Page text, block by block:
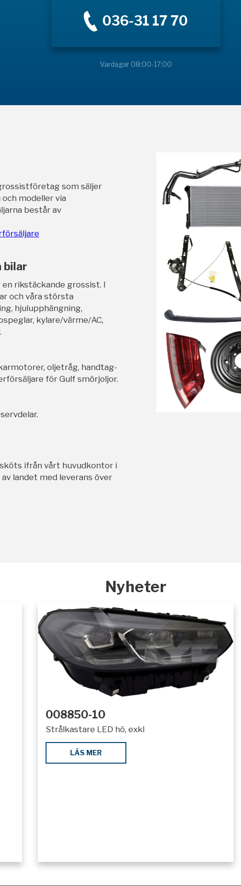
036-31 17 70
Vardagar 08:00-17:00
som säljer
modeller via
består av
bilar
rikstäckande grossist. I
och våra största
hjulupphängning,
kylare/värme/AC,
oljetråg, handtag-
för Gulf smörjoljor.
ifrån vårt huvudkontor i
landet med leverans över
Nyheter
008850-10
Strålkastare LED hö, exkl
LÄS MER